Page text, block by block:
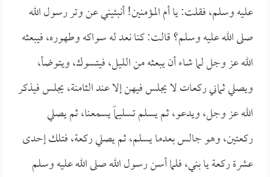
عليه وسلم، فقلت: يا أم المؤمنين! أنبئيني عن وتر رسول الله
صلى الله عليه وسلم؟ قالت: كنا نعد له سواكه وطهوره، فيبعثه
الله عز وجل لما شاء أن يبعثه من الليل، فيتسوك، ويتوضأ،
ويصلي ثماني ركعات لا يجلس فيهن إلا عند الثامنة، يجلس فيذكر
الله عز وجل، ويدعو، ثم يسلم تسليماً يسمعنا، ثم يصلي
ركعتين، وهو جالس بعدما يسلم، ثم يصلي ركعة، فتلك إحدى
عشرة ركعة يا بني، فلما أسن رسول الله صلى الله عليه وسلم